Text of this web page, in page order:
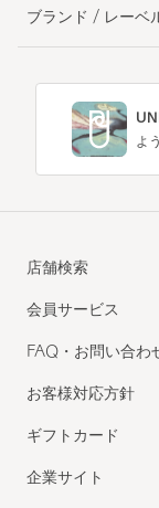
ブランド / レーベ
よ
店舗検索
会員サービス
FAQ・お問い合わ
お客様対応方針
ギフトカード
企業サイト